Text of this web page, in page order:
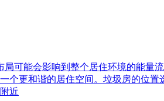
可能会影响到整个居住环境的能量
个更和谐的居住空间。垃圾房的位置
近